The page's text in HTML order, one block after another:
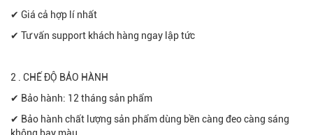
✔ Giá cả hợp lí nhất
✔ Tư vấn support khách hàng ngay lập tức
2 . CHẾ ĐỘ BẢO HÀNH
✔ Bảo hành: 12 tháng sản phẩm
✔ Bảo hành chất lượng sản phẩm dùng bền càng đeo càng sáng
không bay màu.